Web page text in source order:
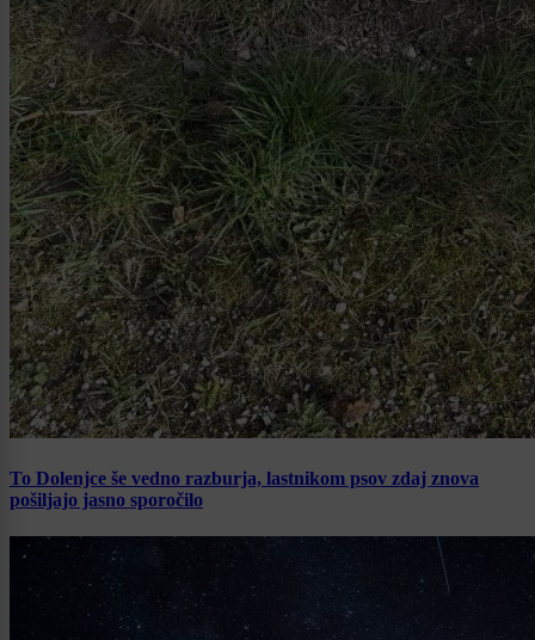
To Dolenjce še vedno razburja, lastnikom psov zdaj znova
pošiljajo jasno sporočilo